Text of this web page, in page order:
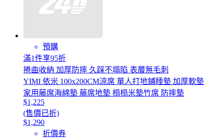
預購
滿1件享95折
捲曲收納 加厚防摔 久踩不塌陷 表層無毛刺
YIMI 依米 100x200CM涼席 單人打地鋪睡墊 加厚軟墊
家用藤席海綿墊 藤席地墊 榻榻米墊竹席 防摔墊
$1,225
(售價已折)
$1,290
折價券